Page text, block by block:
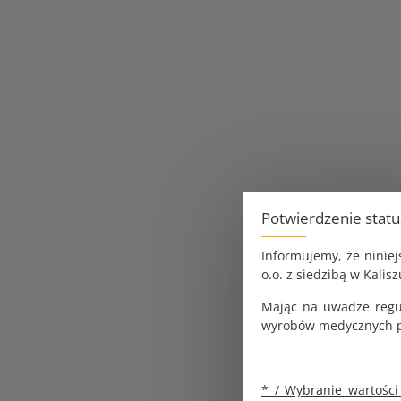
Potwierdzenie
Informujemy, że
o.o. z siedzibą w
Mając na uwadze
wyrobów medycznych
* / Wybranie wartości